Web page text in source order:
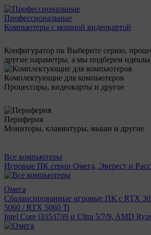
Профессиональные
Компьютеры с мощной видеокартой
Конфигуратор пк Выберите серию,
другие параметры, а мы подберем
Комплектующие для компьютеров
Процессоры, видеокарты и другое
Периферия
Мониторы, клавиатуры, мыши и другие
Все компьютеры
Игровые ПК серии Омега, Эверест и
Омега
Сбалансированные игровые ПК с RTX
5060 / RTX 5060 Ti
Intel Core i3/i5/i7/i9 и Ultra 5/7/9, AMD